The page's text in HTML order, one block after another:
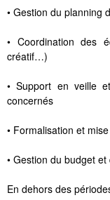
• Gestion du planning
• Coordination des
créatif…)
• Support en veille
concernés
• Formalisation et
• Gestion du budget
En dehors des